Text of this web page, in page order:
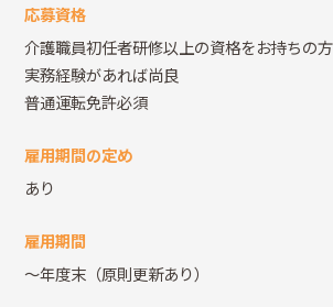
応募資格
介護職員初任者研修以上の資格をお持ち
実務経験があれば尚良
普通運転免許必須
雇用期間の定め
あり
雇用期間
～年度末（原則更新あり）